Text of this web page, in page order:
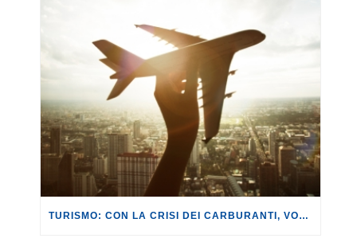
TURISMO: CON LA CRISI DEI CARBURANTI, VOLI A RISCHIO CANCELLAZIONE O RINCARO.